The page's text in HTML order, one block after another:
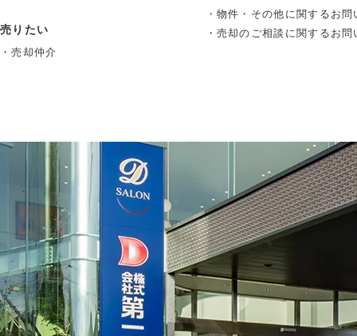
売りたい
・売却仲介
・物件・その他に関するお
・売却のご相談に関するお